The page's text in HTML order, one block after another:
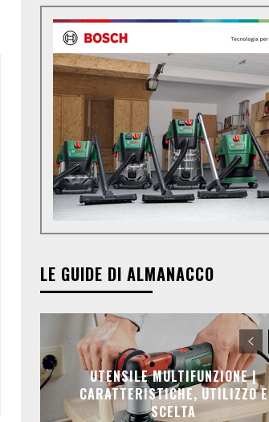
LE GUIDE DI ALMANACCO
UTENSILE MULTIFUNZIONE |
CARATTERISTICHE, UTILIZZO E
SCELTA